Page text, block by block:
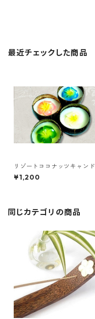
最近チェックした商品
リゾートココナッツキャンド
ル
¥1,200
同じカテゴリの商品